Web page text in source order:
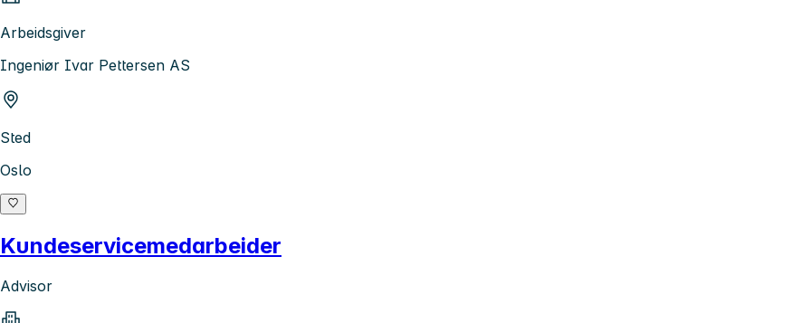
Arbeidsgiver
Ingeniør Ivar Pettersen AS
Sted
Oslo
Kundeservicemedarbeider
Advisor